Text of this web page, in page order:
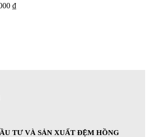
₫
TƯ VÀ SẢN XUẤT ĐỆM HỒNG